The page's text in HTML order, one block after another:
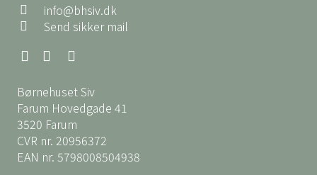
info@bhsiv.dk
Send sikker mail
Børnehuset Siv
Farum Hovedgade 41
3520 Farum
CVR nr. 20956372
EAN nr. 5798008504938